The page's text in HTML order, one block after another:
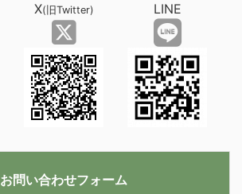
X(旧Twitter) LINE
お問い合わせフォーム